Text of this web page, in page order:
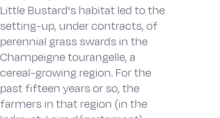
Little Bustard's habitat led to the
setting-up, under contracts, of
perennial grass swards in the
Champeigne tourangelle, a
cereal-growing region. For the
past fifteen years or so, the
farmers in that region (in the